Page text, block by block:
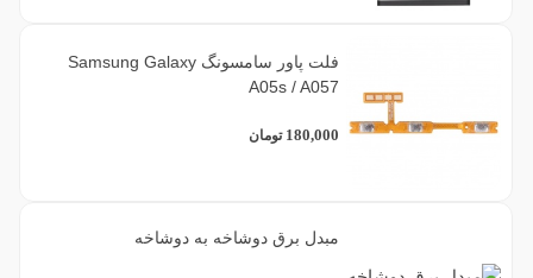
فلت پاور سامسونگ Samsung Galaxy
A05s / A057
180,000 تومان
مبدل برق دوشاخه به دوشاخه